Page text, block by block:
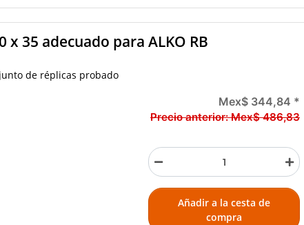
x 35 adecuado para ALKO RB
de réplicas probado
Mex$ 344,84 *
Precio anterior:Mex$ 486,83
Añadir a la cesta de
compra